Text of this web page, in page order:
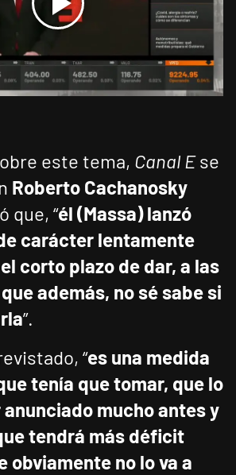
este tema, Canal Ese
Roberto Cachanosky
que, “él (Massa) lanzó
carácter lentamente
corto plazo de dar, a las
además, no sé sabe si
”.
“es una medida
tenía que tomar, que lo
mucho antes y
tendrá más déficit
obviamente no lo va a